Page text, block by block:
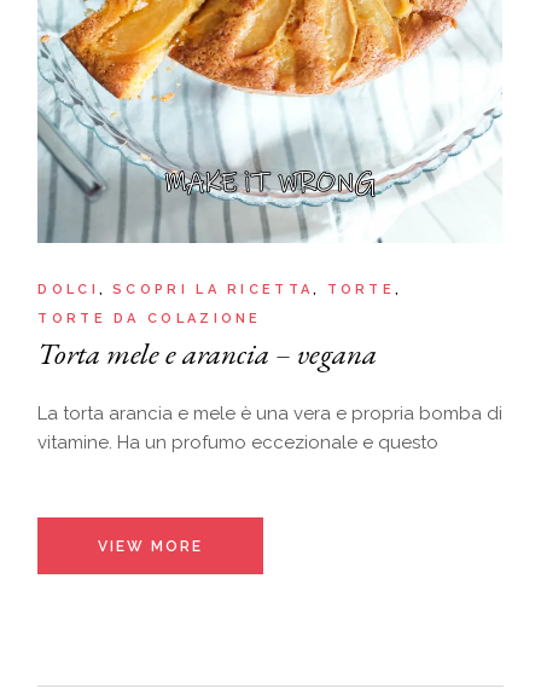
DOLCI SCOPRI LA RICETTA
TORTE
TORTE DA COLAZIONE
Torta mele e arancia – vegana
La torta arancia e mele è una vera e propria bomba di
vitamine. Ha un profumo eccezionale e questo
VIEW MORE